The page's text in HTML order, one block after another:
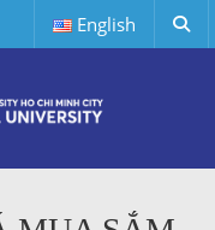
English